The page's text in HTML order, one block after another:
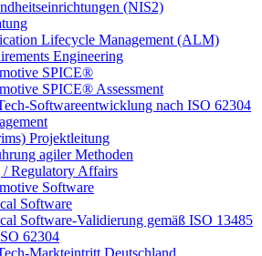
(NIS2)
Lifecycle Management (ALM)
Engineering
SPICE®
SPICE® Assessment
Softwareentwicklung nach ISO 62304
Projektleitung
agiler Methoden
/ Regulatory Affairs
Software
Software
Software-Validierung gemäß ISO 13485
62304
Markteintritt Deutschland